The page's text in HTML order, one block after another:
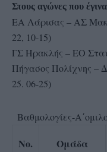
Στους αγώνες που
ΕΑ Λάρισας – ΑΣ
22, 10-15)
ΓΣ Ηρακλής – ΕΟ
Πήγασος Πολίχνης –
25. 06-25)
Βαθμολογίες-
No. Ομάδα